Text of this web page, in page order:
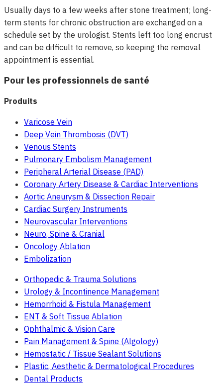
Usually days to a few weeks after stone treatment; long-
term stents for chronic obstruction are exchanged on a
schedule set by the urologist. Stents left too long encrust
and can be difficult to remove, so keeping the removal
appointment is essential.
Pour les professionnels de santé
Produits
Varicose Vein
Deep Vein Thrombosis (DVT)
Venous Stents
Pulmonary Embolism Management
Peripheral Arterial Disease (PAD)
Coronary Artery Disease & Cardiac Interventions
Aortic Aneurysm & Dissection Repair
Cardiac Surgery Instruments
Neurovascular Interventions
Neuro, Spine & Cranial
Oncology Ablation
Embolization
Orthopedic & Trauma Solutions
Urology & Incontinence Management
Hemorrhoid & Fistula Management
ENT & Soft Tissue Ablation
Ophthalmic & Vision Care
Pain Management & Spine (Algology)
Hemostatic / Tissue Sealant Solutions
Plastic, Aesthetic & Dermatological Procedures
Dental Products